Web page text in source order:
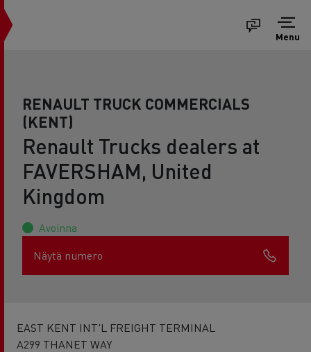
Menu
RENAULT TRUCK COMMERCIALS
(KENT)
Renault Trucks dealers at
FAVERSHAM, United
Kingdom
Avoinna
Näytä numero
EAST KENT INT'L FREIGHT TERMINAL
A299 THANET WAY